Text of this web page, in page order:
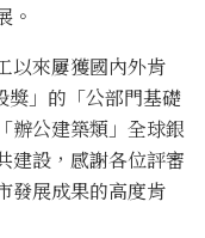
。
以來屢獲國內外肯
」的「公部門基礎
辦公建築類」全球銀
建設，感謝各位評審
發展成果的高度肯